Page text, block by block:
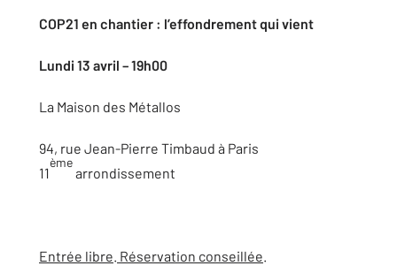
COP21 en chantier : l’effondrement qui vient
Lundi 13 avril – 19h00
La Maison des Métallos
94, rue Jean-Pierre Timbaud à Paris
11
ème
arrondissement
Entrée libre. Réservation conseillée.